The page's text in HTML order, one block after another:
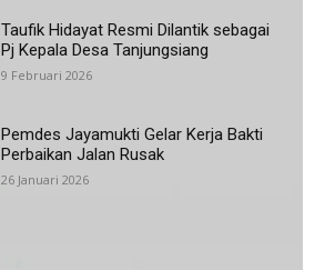
Taufik Hidayat Resmi Dilantik sebagai
Pj Kepala Desa Tanjungsiang
9 Februari 2026
Pemdes Jayamukti Gelar Kerja Bakti
Perbaikan Jalan Rusak
26 Januari 2026